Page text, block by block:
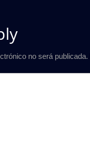
no será publicada.